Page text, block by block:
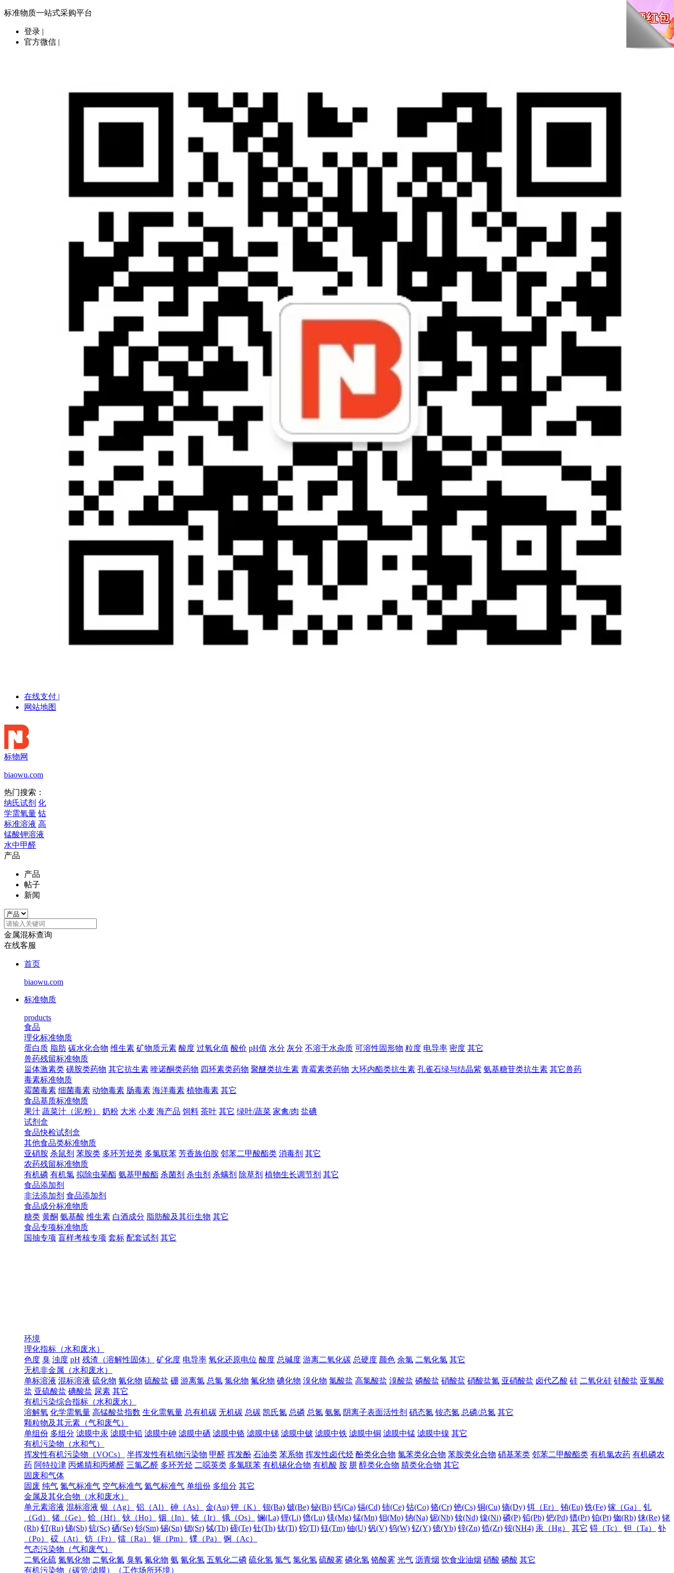
标准物质一站式采购平台
登录 |
官方微信 |
在线支付 |
网站地图
标物网
biaowu.com
热门搜索：
纳氏试剂 化
学需氧量 钴
标准溶液 高
锰酸钾溶液
水中甲醛
产品
产品
帖子
新闻
金属混标查询
在线客服
首页
biaowu.com
标准物质
products
食品
理化标准物质
蛋白质 脂肪 碳水化合物 维生素 矿物质元素 酸度 过氧化值 酸价 pH值 水分 灰分 不溶于水杂质 可溶性固形物 粒度 电导率 密度 其它
兽药残留标准物质
甾体激素类 磺胺类药物 其它抗生素 喹诺酮类药物 四环素类药物 聚醚类抗生素 青霉素类药物 大环内酯类抗生素 孔雀石绿与结晶紫 氨基糖苷类抗生素 其它兽药
毒素标准物质
霉菌毒素 细菌毒素 动物毒素 肠毒素 海洋毒素 植物毒素 其它
食品基质标准物质
果汁 蔬菜汁（泥/粉） 奶粉 大米 小麦 海产品 饲料 茶叶 其它 绿叶/蔬菜 家禽/肉 盐碘
试剂盒
食品快检试剂盒
其他食品类标准物质
亚硝胺 杀鼠剂 苯胺类 多环芳烃类 多氯联苯 芳香族伯胺 邻苯二甲酸酯类 消毒剂 其它
农药残留标准物质
有机磷 有机氯 拟除虫菊酯 氨基甲酸酯 杀菌剂 杀虫剂 杀螨剂 除草剂 植物生长调节剂 其它
食品添加剂
非法添加剂 食品添加剂
食品成分标准物质
糖类 黄酮 氨基酸 维生素 白酒成分 脂肪酸及其衍生物 其它
食品专项标准物质
国抽专项 盲样考核专项 套标 配套试剂 其它
环境
理化指标（水和废水）
色度 臭 浊度 pH 残渣（溶解性固体） 矿化度 电导率 氧化还原电位 酸度 总碱度 游离二氧化碳 总硬度 颜色 余氯 二氧化氯 其它
无机非金属（水和废水）
单标溶液 混标溶液 硫化物 氰化物 硫酸盐 硼 游离氯 总氯 氯化物 氟化物 碘化物 溴化物 氯酸盐 高氯酸盐 溴酸盐 磷酸盐 硝酸盐 硝酸盐氮 亚硝酸盐 卤代乙酸 硅 二氧化硅 硅酸盐 亚氯酸
盐 亚硫酸盐 碘酸盐 尿素 其它
有机污染综合指标（水和废水）
溶解氧 化学需氧量 高锰酸盐指数 生化需氧量 总有机碳 无机碳 总碳 凯氏氮 总磷 总氮 氨氮 阴离子表面活性剂 硝态氮 铵态氮 总磷/总氮 其它
颗粒物及其元素（气和废气）
单组份 多组分 滤膜中汞 滤膜中铅 滤膜中砷 滤膜中硒 滤膜中铬 滤膜中锑 滤膜中铍 滤膜中铁 滤膜中铜 滤膜中锰 滤膜中镍 其它
有机污染物（水和气）
挥发性有机污染物（VOCs）
半挥发性有机物污染物 甲醛 挥发酚 石油类 苯系物 挥发性卤代烃 酚类化合物 氯苯类化合物 苯胺类化合物 硝基苯类 邻苯二甲酸酯类 有机氯农药 有机磷农
药 阿特拉津 丙烯腈和丙烯醛 三氯乙醛 多环芳烃 二噁英类 多氯联苯 有机锡化合物 有机酸 胺 肼 醇类化合物 腈类化合物 其它
固废和气体
固废 纯气 氮气标准气 空气标准气 氦气标准气 单组份 多组分 其它
金属及其化合物（水和废水）
单元素溶液 混标溶液 银（Ag） 铝（Al） 砷（As） 金(Au) 钾（K） 钡(Ba) 铍(Be) 铋(Bi) 钙(Ca) 镉(Cd) 铈(Ce) 钴(Co) 铬(Cr) 铯(Cs) 铜(Cu) 镝(Dy) 铒（Er） 铕(Eu) 铁(Fe) 镓（Ga）
钆
（Gd）
锗（Ge） 铪（Hf） 钬（Ho） 铟（In） 铱（Ir） 锇（Os） 镧(La) 锂(Li) 镥(Lu) 镁(Mg) 锰(Mn) 钼(Mo) 钠(Na) 铌(Nb) 钕(Nd) 镍(Ni) 磷(P) 铅(Pb) 钯(Pd) 镨(Pr) 铂(Pt) 铷(Rb) 铼(Re) 铑
(Rh) 钌(Ru) 锑(Sb) 钪(Sc) 硒(Se) 钐(Sm) 锡(Sn) 锶(Sr) 铽(Tb) 碲(Te) 钍(Th) 钛(Ti) 铊(Tl) 铥(Tm) 铀(U) 钒(V) 钨(W) 钇(Y) 镱(Yb) 锌(Zn) 锆(Zr) 铵(NH4) 汞（Hg） 其它 锝（Tc） 钽（Ta）
钋
（Po）
砹（At） 钫（Fr） 镭（Ra） 钷（Pm） 镤（Pa）
锕（Ac）
气态污染物（气和废气）
二氧化硫 氮氧化物 二氧化氮 臭氧 氟化物 氨 氰化氢 五氧化二磷 硫化氢 氯气 氯化氢 硫酸雾 磷化氢 铬酸雾 光气 沥青烟 饮食业油烟 硝酸 磷酸 其它
有机污染物（碳管/滤膜）（工作场所环境）